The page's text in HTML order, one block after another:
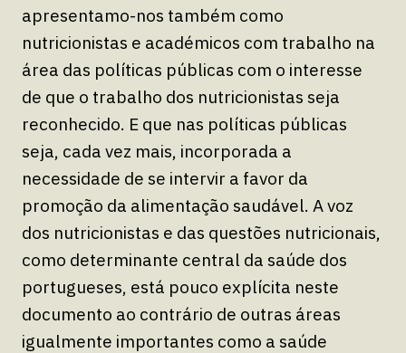
apresentamo-nos também como
nutricionistas e académicos com trabalho na
área das políticas públicas com o interesse
de que o trabalho dos nutricionistas seja
reconhecido. E que nas políticas públicas
seja, cada vez mais, incorporada a
necessidade de se intervir a favor da
promoção da alimentação saudável. A voz
dos nutricionistas e das questões nutricionais,
como determinante central da saúde dos
portugueses, está pouco explícita neste
documento ao contrário de outras áreas
igualmente importantes como a saúde